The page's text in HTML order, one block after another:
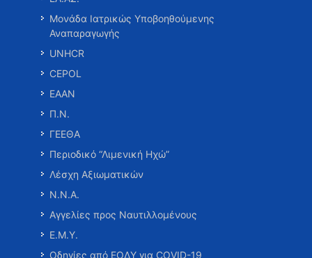
Μονάδα Ιατρικώς Υποβοηθούμενης
Αναπαραγωγής
UNHCR
CEPOL
ΕΑΑΝ
Π.Ν.
ΓΕΕΘΑ
Περιοδικό “Λιμενική Ηχώ”
Λέσχη Αξιωματικών
Ν.Ν.Α.
Αγγελίες προς Ναυτιλλομένους
Ε.Μ.Υ.
Οδηγίες από ΕΟΔΥ για COVID-19